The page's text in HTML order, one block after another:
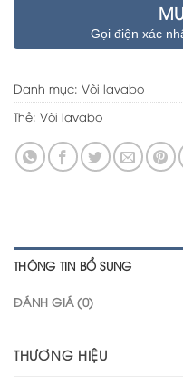
Gọi điện xác
Danh mục: Vòi lavabo
Thẻ: Vòi lavabo
THÔNG TIN BỔ SUNG
ĐÁNH GIÁ (0)
THƯƠNG HIỆU